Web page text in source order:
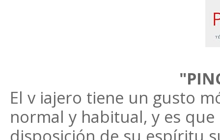
El v iajero tiene un gusto
normal y habitual, y es